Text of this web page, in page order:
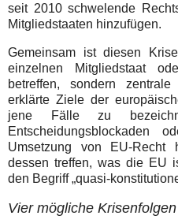
seit 2010 schwelende
Mitgliedstaaten hinzufügen.
Gemeinsam ist diesen
einzelnen Mitgliedstaat
betreffen, sondern
erklärte Ziele der
jene Fälle zu
Entscheidungsblockaden
Umsetzung von EU-Recht
dessen treffen, was die EU
den Begriff „quasi-
Vier mögliche Krisenfolgen